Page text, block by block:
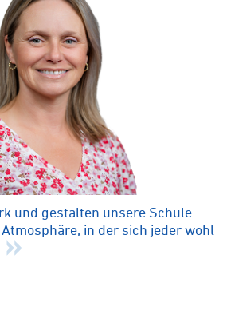
und gestalten unsere Schule
in der sich jeder wohl